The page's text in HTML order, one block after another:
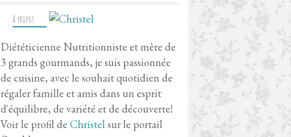
À PROPOS
Diététicienne Nutritionniste et mère de
3 grands gourmands, je suis passionnée
de cuisine, avec le souhait quotidien de
régaler famille et amis dans un esprit
d'équilibre, de variété et de découverte!
Voir le profil de Christel sur le portail